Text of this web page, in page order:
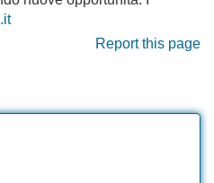
Report this page